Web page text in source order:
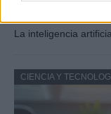
La inteligencia
CIENCIA Y